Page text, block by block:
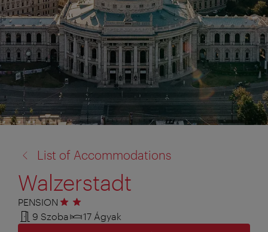
a:
List of Accommodations
Walzerstadt
PENSION 2 csillag
9 Szoba
17 Ágyak